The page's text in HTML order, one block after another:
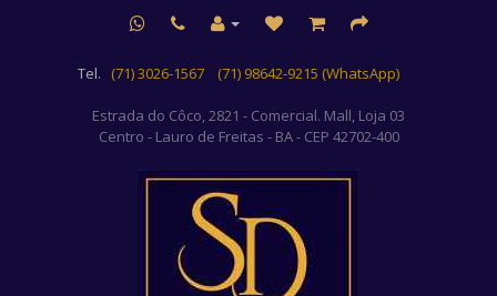
Tel. (71) 3026-1567 (71) 98642-9215 (WhatsApp)
Estrada do Côco, 2821 - Comercial. Mall, Loja 03
Centro - Lauro de Freitas - BA - CEP 42702-400